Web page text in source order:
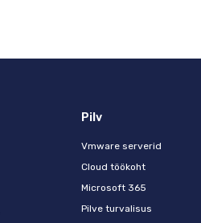
Pilv
Vmware serverid
Cloud töökoht
Microsoft 365
Pilve turvalisus